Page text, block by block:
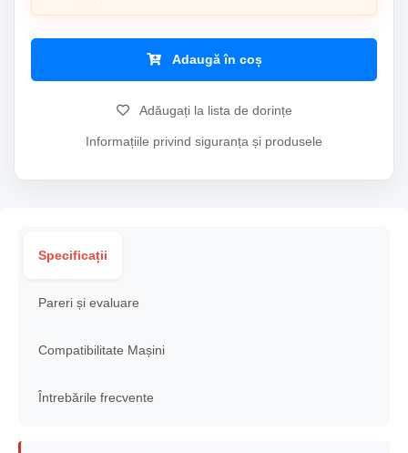
Adaugă în coș
Adăugați la lista de dorințe
Informațiile privind siguranța și produsele
Specificații
Pareri și evaluare
Compatibilitate Mașini
Întrebările frecvente